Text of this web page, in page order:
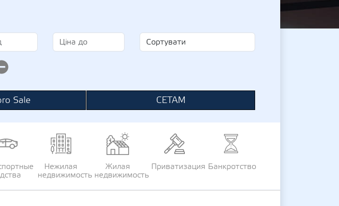
Sale СЕТАМ
Нежилая
недвижимость
Жилая
недвижимость
Приватизация Банкротство